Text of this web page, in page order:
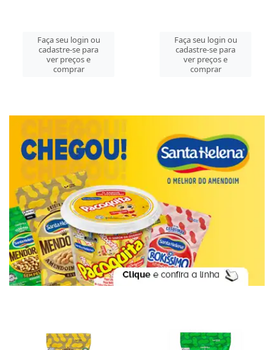
Faça seu login ou
cadastre-se para
ver preços e
comprar
Faça seu login ou
cadastre-se para
ver preços e
comprar